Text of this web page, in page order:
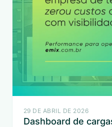
29 DE ABRIL DE 2026
Dashboard de